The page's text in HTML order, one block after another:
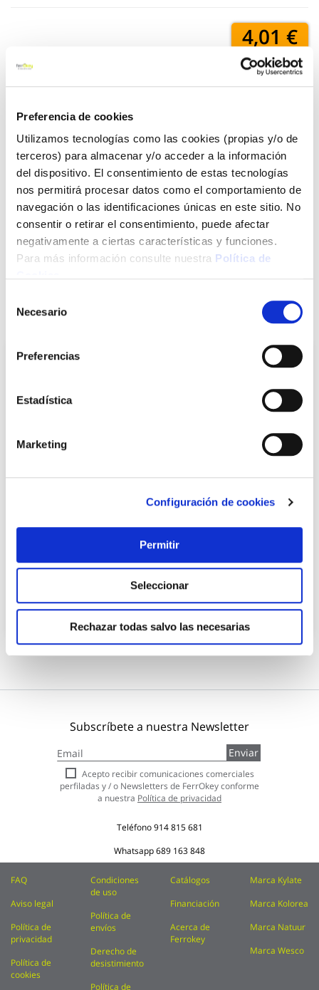
Preferencia de cookies
Utilizamos tecnologías como las cookies (propias y/o de
terceros) para almacenar y/o acceder a la información
del dispositivo. El consentimiento de estas tecnologías
nos permitirá procesar datos como el comportamiento de
navegación o las identificaciones únicas en este sitio. No
consentir o retirar el consentimiento, puede afectar
negativamente a ciertas características y funciones.
Para más información consulte nuestra Política de
Necesario
Preferencias
Estadística
Marketing
Configuración de cookies
Permitir
Seleccionar
Rechazar todas salvo las necesarias
4,01 €
Añadir al carrito
Click&Collect - Recogida gratis
en nuestras tiendas
Envío a domicilio:
5 días hábiles
+ INFO
También te puede interesar
Cuchillo cocina set univ inox universal 2 pz 240 mm arcos
27,55 €
Añadir al carrito
Subscríbete a nuestra Newsletter
a
nuestro
boletín
de
Enviar
Acepto recibir comunicaciones comerciales
perfiladas y / o Newsletters de FerrOkey conforme
a nuestra Política de privacidad
Teléfono914 815 681
Whatsapp689 163 848
FAQ
Aviso legal
Política de
privacidad
Política de
cookies
Condiciones
de uso
Política de
envíos
Derecho de
desistimiento
Política de
Catálogos
Financiación
Acerca de
Ferrokey
Marca Kylate
Marca Kolorea
Marca Natuur
Marca Wesco